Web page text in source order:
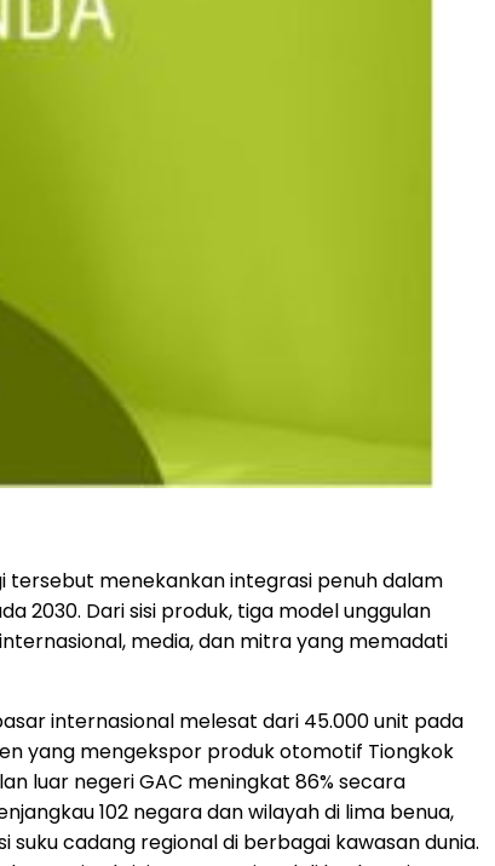
tersebut menekankan integrasi penuh dalam
2030. Dari sisi produk, tiga model unggulan
media, dan mitra yang memadati
internasional melesat dari 45.000 unit pada
yang mengekspor produk otomotif Tiongkok
luar negeri GAC meningkat 86% secara
102 negara dan wilayah di lima benua,
cadang regional di berbagai kawasan dunia.